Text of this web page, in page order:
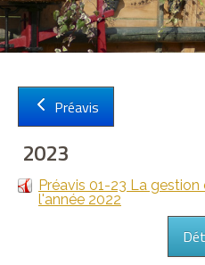
Préavis
2023
Préavis 01-23 La
l'année 2022
Connexion